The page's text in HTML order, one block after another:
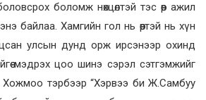
боломж нөхцөлтэй тэс өөр ажил
энэ байлаа. Хамгийн гол нь өөртэй нь хүн
улсын дунд орж ирсэнээр охинд
мэдрэх цоо шинэ сэрэл сэтгэмжийг
Хожмоо тэрбээр “Хэрвээ би Ж.Самбуу